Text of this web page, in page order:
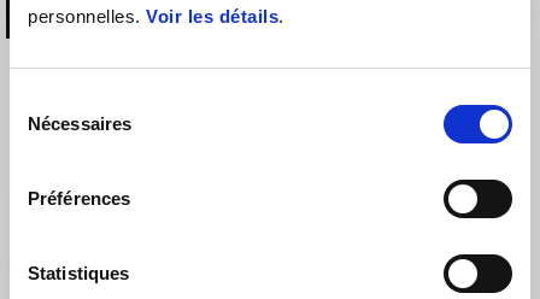
personnelles. Voir les détails.
Nécessaires
Préférences
Statistiques
KIT PASSAGER PACK TOURING